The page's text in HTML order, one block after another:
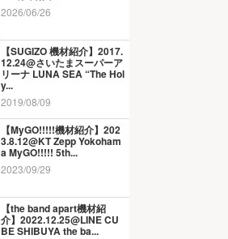
2026/06/26
【SUGIZO 機材紹介】2017.
12.24@さいたまスーパーア
リーナ LUNA SEA “The Hol
y...
2019/08/09
【MyGO!!!!!機材紹介】202
3.8.12@KT Zepp Yokoham
a MyGO!!!!! 5th...
2023/09/29
【the band apart機材紹
介】2022.12.25@LINE CU
BE SHIBUYA the ba...